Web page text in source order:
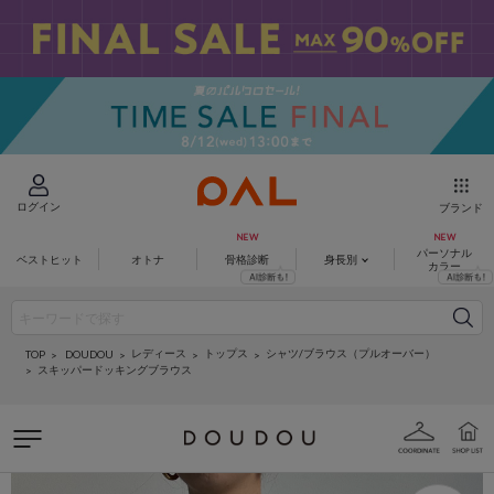
ログイン ブランド
ベストヒット オトナ 骨格診断 身長別
パーソナル
カラー
TOP DOUDOU レディース トップス
シャツ/ブラウス（プルオーバー）
スキッパードッキングブラウス